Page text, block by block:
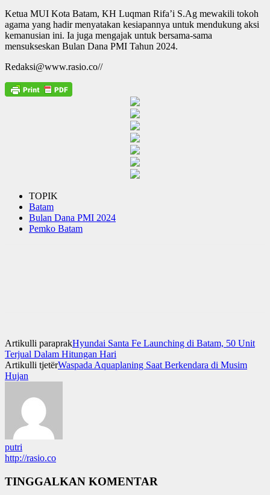
Ketua MUI Kota Batam, KH Luqman Rifa’i S.Ag mewakili tokoh
agama yang hadir menyatakan kesiapannya untuk mendukung aksi
kemanusian ini. Ia juga mengajak untuk bersama-sama
mensukseskan Bulan Dana PMI Tahun 2024.
Redaksi@www.rasio.co//
TOPIK
Batam
Bulan Dana PMI 2024
Pemko Batam
Artikulli paraprakHyundai Santa Fe Launching di Batam, 50 Unit
Terjual Dalam Hitungan Hari
Artikulli tjetërWaspada Aquaplaning Saat Berkendara di Musim
Hujan
putri
http://rasio.co
TINGGALKAN KOMENTAR